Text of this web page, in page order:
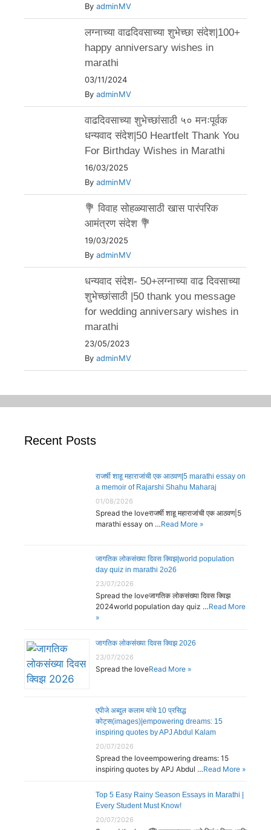
By adminMV
लग्नाच्या वाढदिवसाच्या शुभेच्छा संदेश|100+
happy anniversary wishes in
marathi
03/11/2024
By adminMV
वाढदिवसाच्या शुभेच्छांसाठी ५० मनःपूर्वक
धन्यवाद संदेश|50 Heartfelt Thank You
For Birthday Wishes in Marathi
16/03/2025
By adminMV
💐 विवाह सोहळ्यासाठी खास पारंपरिक
आमंत्रण संदेश 💐
19/03/2025
By adminMV
धन्यवाद संदेश- 50+लग्नाच्या वाढ दिवसाच्या
शुभेच्छांसाठी |50 thank you message
for wedding anniversary wishes in
marathi
23/05/2023
By adminMV
Recent Posts
राजर्षी शाहू महाराजांची एक आठवण|5 marathi essay on
a memoir of Rajarshi Shahu Maharaj
01/08/2026
Spread the loveराजर्षी शाहू महाराजांची एक आठवण|5
marathi essay on …Read More »
जागतिक लोकसंख्या दिवस क्विझ|world population
day quiz in marathi 2o26
23/07/2026
Spread the loveजागतिक लोकसंख्या दिवस क्विझ
2024world population day quiz …Read More
»
जागतिक लोकसंख्या दिवस क्विझ 2026
23/07/2026
Spread the loveRead More »
एपीजे अब्दुल कलाम यांचे 10 प्रसिद्ध
कोट्स(images)|empowering dreams: 15
inspiring quotes by APJ Abdul Kalam
20/07/2026
Spread the loveempowering dreams: 15
inspiring quotes by APJ Abdul …Read More »
Top 5 Easy Rainy Season Essays in Marathi |
Every Student Must Know!
20/07/2026